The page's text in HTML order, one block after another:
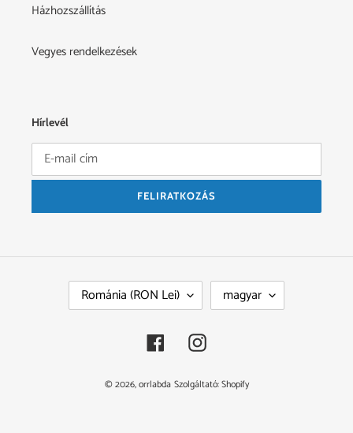
Házhozszállítás
Vegyes rendelkezések
Hírlevél
FELIRATKOZÁS
Románia (RON Lei) magyar
FacebookInstagram
© 2026,orrlabda Szolgáltató: Shopify